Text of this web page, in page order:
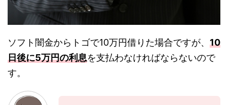
ソフト闇金からトゴで10万円借りた場合ですが、 10
日後に5万円の利息を支払わなければならないので
す。